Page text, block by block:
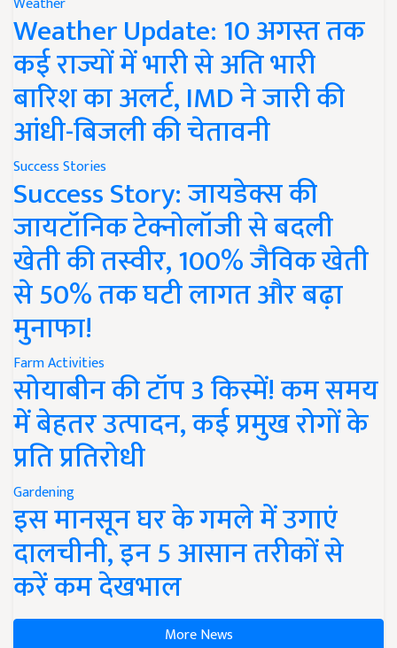
Weather Update: 10 अगस्त तक
कई राज्यों में भारी से अति भारी
बारिश का अलर्ट, IMD ने जारी की
आंधी-बिजली की चेतावनी
Success Stories
Success Story: जायडेक्स की
जायटॉनिक टेक्नोलॉजी से बदली
खेती की तस्वीर, 100% जैविक खेती
से 50% तक घटी लागत और बढ़ा
मुनाफा!
Farm Activities
सोयाबीन की टॉप 3 किस्में! कम समय
में बेहतर उत्पादन, कई प्रमुख रोगों के
प्रति प्रतिरोधी
Gardening
इस मानसून घर के गमले में उगाएं
दालचीनी, इन 5 आसान तरीकों से
करें कम देखभाल
More News